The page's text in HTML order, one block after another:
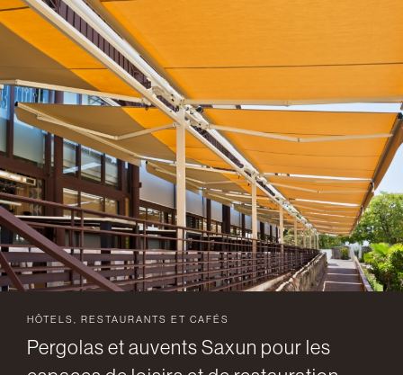
HÔTELS, RESTAURANTS ET CAFÉS
Pergolas et auvents Saxun pour les